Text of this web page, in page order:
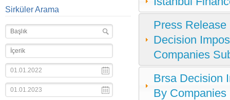
Sirküler Arama
Press
Decision
Companies
Brsa Decision
By